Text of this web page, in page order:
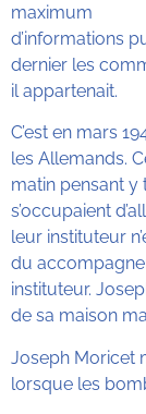
maximum
d’informations
dernier les
il appartenait.
C’est en mars
les Allemands.
matin pensant y
s’occupaient
leur instituteur
du
instituteur.
de sa maison
Joseph Moricet
lorsque les